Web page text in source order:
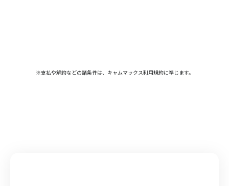
※支払や解約などの諸条件は、キャムマックス利用規約に準じます。